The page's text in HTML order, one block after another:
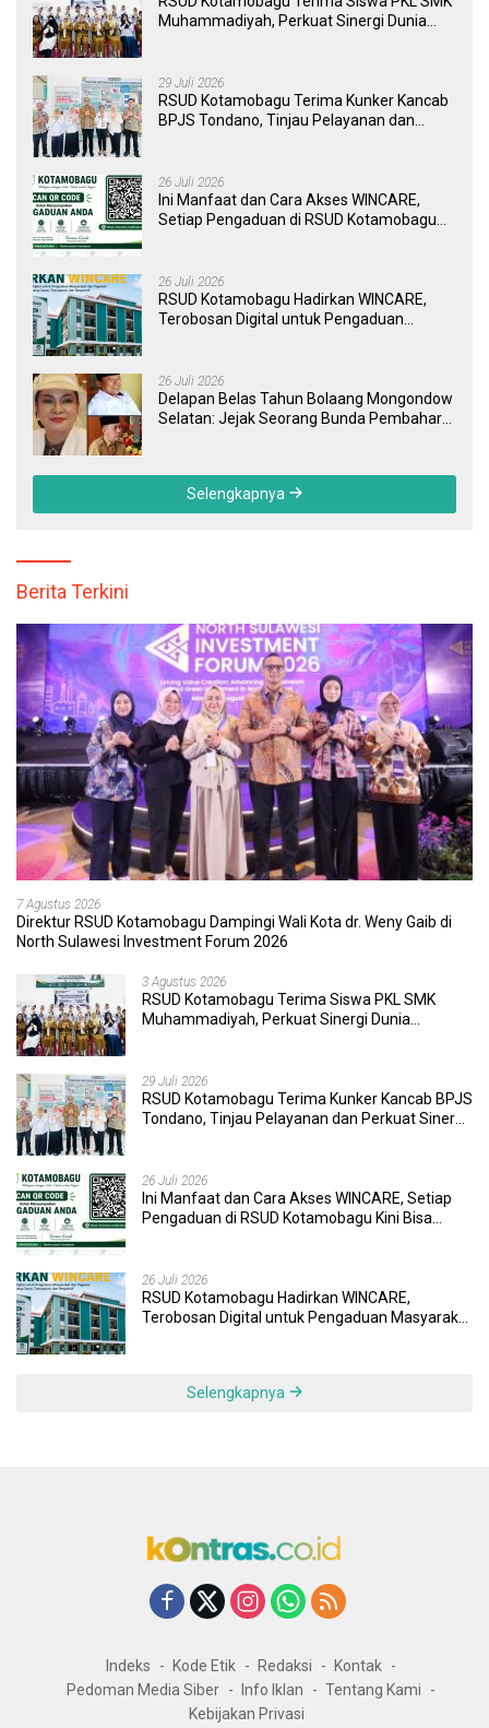
Muhammadiyah, Perkuat Sinergi Dunia
29 Juli 2026
RSUD Kotamobagu Terima Kunker Kancab
BPJS Tondano, Tinjau Pelayanan dan
26 Juli 2026
Ini Manfaat dan Cara Akses WINCARE,
Setiap Pengaduan di RSUD Kotamobagu
26 Juli 2026
RSUD Kotamobagu Hadirkan WINCARE,
Terobosan Digital untuk Pengaduan
26 Juli 2026
Delapan Belas Tahun Bolaang Mongondow
Selatan: Jejak Seorang Bunda Pembaharu
Selengkapnya
Berita Terkini
7 Agustus 2026
Direktur RSUD Kotamobagu Dampingi Wali Kota dr. Weny Gaib di
North Sulawesi Investment Forum 2026
3 Agustus 2026
RSUD Kotamobagu Terima Siswa PKL SMK
Muhammadiyah, Perkuat Sinergi Dunia
29 Juli 2026
RSUD Kotamobagu Terima Kunker Kancab BPJS
Tondano, Tinjau Pelayanan dan Perkuat Sinergi
26 Juli 2026
Ini Manfaat dan Cara Akses WINCARE, Setiap
Pengaduan di RSUD Kotamobagu Kini Bisa
26 Juli 2026
RSUD Kotamobagu Hadirkan WINCARE,
Terobosan Digital untuk Pengaduan Masyarakat
Selengkapnya
Indeks Kode Etik Redaksi
Kontak
Pedoman Media Siber
Info Iklan
Tentang Kami
Kebijakan Privasi